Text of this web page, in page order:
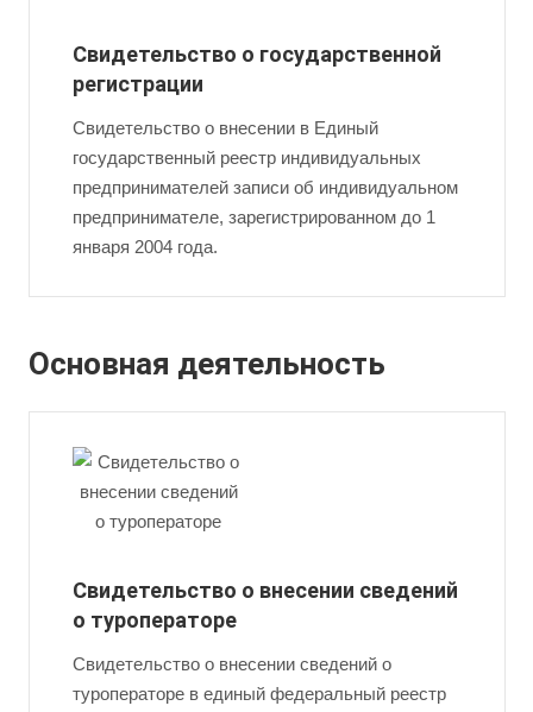
Свидетельство о государственной
регистрации
Свидетельство о внесении в Единый
государственный реестр индивидуальных
предпринимателей записи об индивидуальном
предпринимателе, зарегистрированном до 1
января 2004 года.
Основная деятельность
Свидетельство о внесении сведений
о туроператоре
Свидетельство о внесении сведений о
туроператоре в единый федеральный реестр